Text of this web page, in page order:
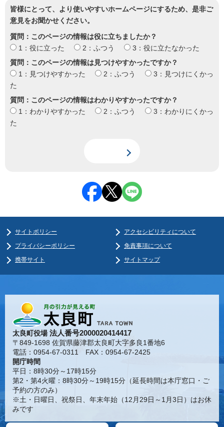
皆様にとって、より使いやすいホームページにするため、是非ご
意見をお聞かせください。
質問：このページの情報は役に立ちましたか？
1：役に立った
2：ふつう
3：役に立たなかった
質問：このページの情報は見つけやすかったですか？
1：見つけやすかった
2：ふつう
3：見つけにくかっ
た
質問：このページの情報はわかりやすかったですか？
1：わかりやすかった
2：ふつう
3：わかりにくかっ
た
サイトポリシー
アクセシビリティについて
プライバシーポリシー
免責事項について
携帯サイト
サイトマップ
太良町役場法人番号2000020414417
〒849-1698 佐賀県藤津郡太良町大字多良1番地6
電話：0954-67-0311 FAX：0954-67-2425
開庁時間
平日：8時30分～17時15分
第2・第4火曜：8時30分～19時15分（延長時間は本庁窓口・ご
予約の方のみ）
※土・日曜日、祝祭日、年末年始（12月29日～1月3日）はお休
みです